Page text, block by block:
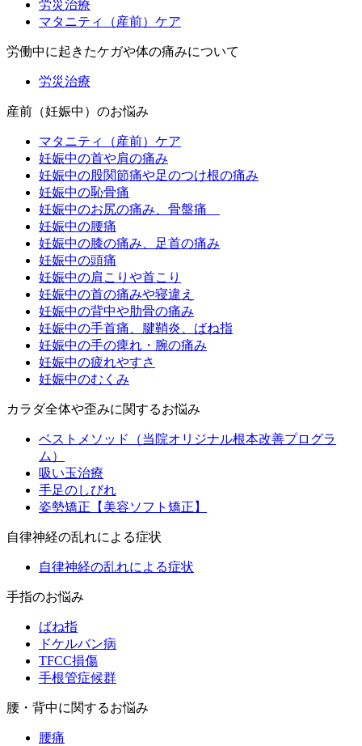
労災治療
マタニティ（産前）ケア
労働中に起きたケガや体の痛みについて
労災治療
産前（妊娠中）のお悩み
マタニティ（産前）ケア
妊娠中の首や肩の痛み
妊娠中の股関節痛や足のつけ根の痛み
妊娠中の恥骨痛
妊娠中のお尻の痛み、骨盤痛
妊娠中の腰痛
妊娠中の膝の痛み、足首の痛み
妊娠中の頭痛
妊娠中の肩こりや首こり
妊娠中の首の痛みや寝違え
妊娠中の背中や肋骨の痛み
妊娠中の手首痛、腱鞘炎、ばね指
妊娠中の手の痺れ・腕の痛み
妊娠中の疲れやすさ
妊娠中のむくみ
カラダ全体や歪みに関するお悩み
ベストメソッド（当院オリジナル根本改善プログラ
ム）
吸い玉治療
手足のしびれ
姿勢矯正【美容ソフト矯正】
自律神経の乱れによる症状
自律神経の乱れによる症状
手指のお悩み
ばね指
ドケルバン病
TFCC損傷
手根管症候群
腰・背中に関するお悩み
腰痛